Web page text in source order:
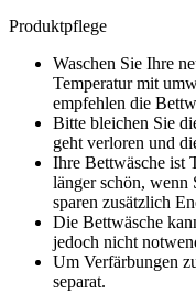
Produktpflege
Waschen Sie Ihre
Temperatur mit
empfehlen die
Bitte bleichen Sie
geht verloren und
Ihre Bettwäsche ist
länger schön,
sparen zusätzlich
Die Bettwäsche
jedoch nicht
Um Verfärbungen
separat.